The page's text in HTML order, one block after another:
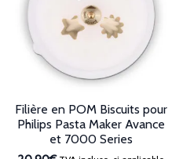
Filière en POM Biscuits pour
Philips Pasta Maker Avance
et 7000 Series